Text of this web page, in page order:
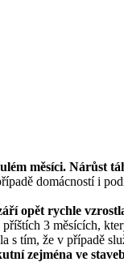
měsíci. Nárůst
domácností i
opět rychle
3 měsících,
s tím, že v případě
zejména ve